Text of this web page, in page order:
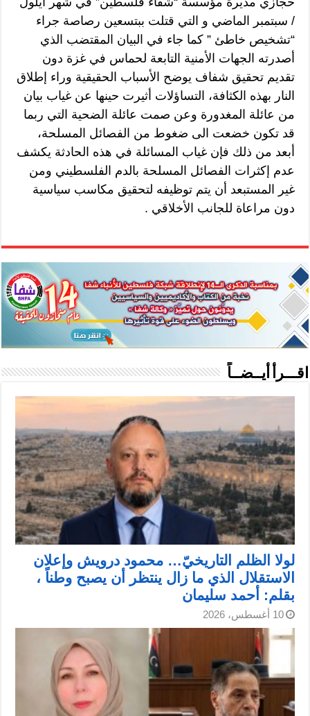
/ سبتمبر الماضي و التي قتلت ببتسعين رصاصة جراء
“تشخيص خاطئ ” كما جاء في البيان المقتضب الذي
أصدرته الجهات الأمنية التابعة لحماس في غزة دون
تقديم تحقيق شفاف يوضح الأسباب الحقيقية وراء إطلاق
النار بهذه الكثافة، التساؤلات أثيرت حينها عن غياب بيان
من عائلة المغدورة وعن صمت عائلة الضحية التي ربما
قد تكون خضعت الى ضغوط من الفصائل المسلحة،
أبعد من ذلك فإن غياب المسائلة في هذه الحادثة يكشف
عدم إكثرات الفصائل المسلحة بالدم الفلسطيني ومن
غير المستبعد أن يتم توظيفه لتحقيق مكاسب سياسية
دون مراعاة للجانب الأخلاقي .
اقـــرأ أيــضــاً
لولا الظلم التاريخيّ… محمود درويش وإعلان
الاستقلال الذي ما زال ينتظر أن يصبح وطناً ،
بقلم: أحمد سليمان
10 أغسطس، 2026